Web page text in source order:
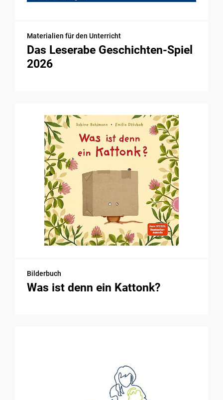
Materialien für den Unterricht
Das Leserabe Geschichten-Spiel
2026
Bilderbuch
Was ist denn ein Kattonk?